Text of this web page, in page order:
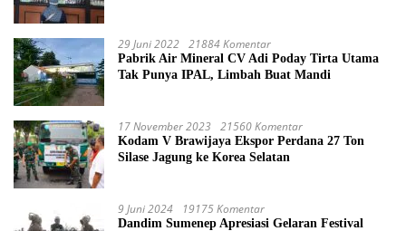
29 Juni 2022 21884 Komentar
Pabrik Air Mineral CV Adi Poday Tirta Utama
Tak Punya IPAL, Limbah Buat Mandi
17 November 2023 21560 Komentar
Kodam V Brawijaya Ekspor Perdana 27 Ton
Silase Jagung ke Korea Selatan
9 Juni 2024 19175 Komentar
Dandim Sumenep Apresiasi Gelaran Festival